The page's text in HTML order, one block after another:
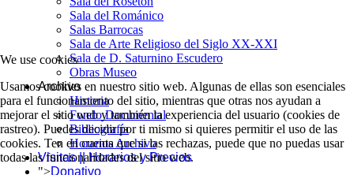
Sala del Románico
Salas Barrocas
Sala de Arte Religioso del Siglo XX-XXI
Sala de D. Saturnino Escudero
Obras Museo
Archivo
Historia
Fondo Documental
Bibliografía
Horarios Archivo
Visitas || Horarios y Precios
">Donativo
We use cookies
Usamos cookies en nuestro sitio web. Algunas de ellas son esenciales
para el funcionamiento del sitio, mientras que otras nos ayudan a
mejorar el sitio web y también la experiencia del usuario (cookies de
rastreo). Puedes decidir por ti mismo si quieres permitir el uso de las
cookies. Ten en cuenta que si las rechazas, puede que no puedas usar
todas las funcionalidades del sitio web.